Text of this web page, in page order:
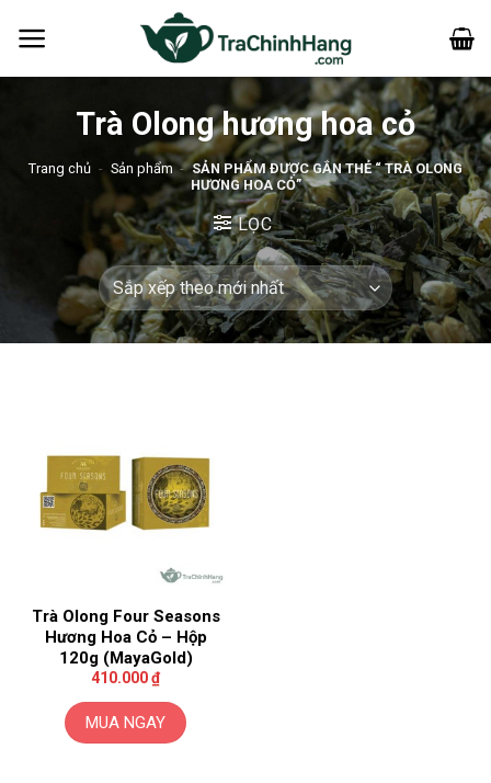
qua
Trà Olong hương hoa cỏ
Trang chủ - Sản phẩm - SẢN PHẨM ĐƯỢC GẮN THẺ “ TRÀ OLONG
HƯƠNG HOA CỎ”
LỌC
Trà Olong Four Seasons
Hương Hoa Cỏ – Hộp
120g (MayaGold)
410.000₫
MUA NGAY